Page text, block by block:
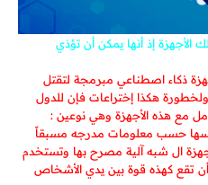
إذ أنها يمكن أن تؤذي
ذكاء اصطناعي مبرمجة لتقتل
هكذا إختراعات فإن للدول
مع هذه الأجهزة وهي نوعين :
بنفسها حسب معلومات مدرجه مسبقاً
ال شبه آلية مصرح بها وتستخدم
تقع كهذه قوة بين يدي الأشخاص